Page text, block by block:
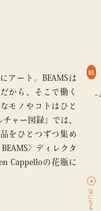
blog
アート。BEAMSは
から、そこで働く
モノやコトはひと
ャー図録』では、
をひとつずつ集め
〉ディレクタ
Cappelloの花瓶に
観
ノ・カルチャー図録 #連載 #bPrビー
気になる